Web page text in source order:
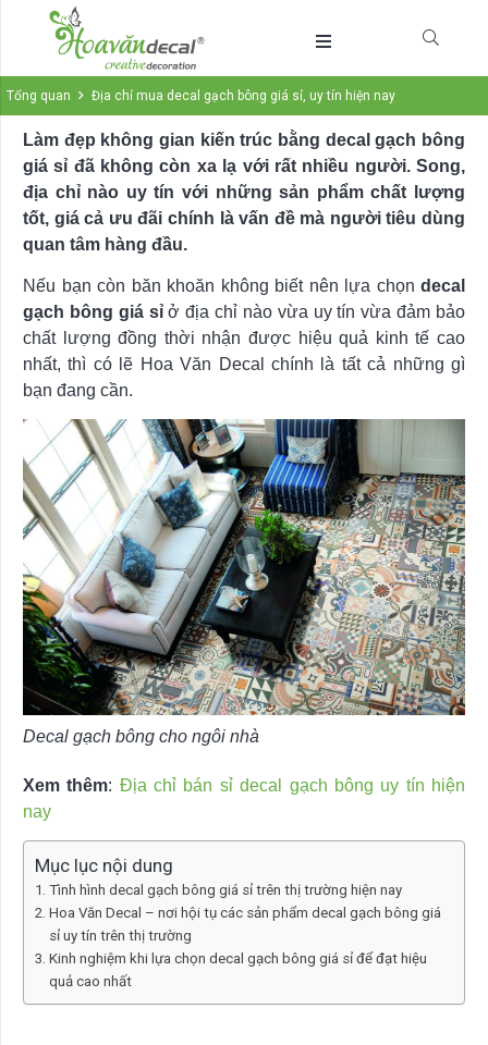
Tổng quan Địa chỉ mua decal gạch bông giá sỉ, uy tín hiện nay
Làm đẹp không gian kiến trúc bằng decal gạch bông
giá sỉ đã không còn xa lạ với rất nhiều người. Song,
địa chỉ nào uy tín với những sản phẩm chất lượng
tốt, giá cả ưu đãi chính là vấn đề mà người tiêu dùng
quan tâm hàng đầu.
Nếu bạn còn băn khoăn không biết nên lựa chọn decal
gạch bông giá sỉở địa chỉ nào vừa uy tín vừa đảm bảo
chất lượng đồng thời nhận được hiệu quả kinh tế cao
nhất, thì có lẽ Hoa Văn Decal chính là tất cả những gì
bạn đang cần.
Decal gạch bông cho ngôi nhà
Xem thêm: Địa chỉ bán sỉ decal gạch bông uy tín hiện
nay
Mục lục nội dung
Tình hình decal gạch bông giá sỉ trên thị trường hiện nay
Hoa Văn Decal – nơi hội tụ các sản phẩm decal gạch bông giá
sỉ uy tín trên thị trường
Kinh nghiệm khi lựa chọn decal gạch bông giá sỉ để đạt hiệu
quả cao nhất